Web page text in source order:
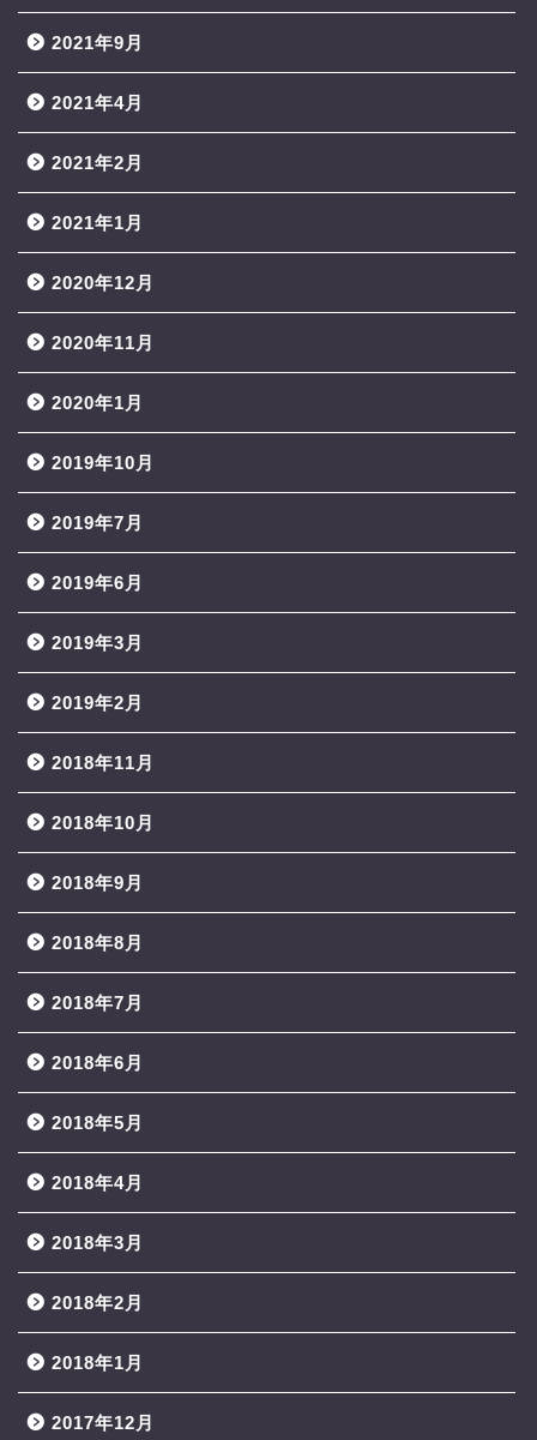
2021年9月
2021年4月
2021年2月
2021年1月
2020年12月
2020年11月
2020年1月
2019年10月
2019年7月
2019年6月
2019年3月
2019年2月
2018年11月
2018年10月
2018年9月
2018年8月
2018年7月
2018年6月
2018年5月
2018年4月
2018年3月
2018年2月
2018年1月
2017年12月